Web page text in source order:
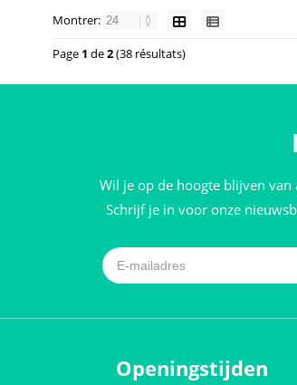
Montrer:
Page 1 de2(38 résultats)
Wil je op de hoogte blijven
Schrijf je in voor onze
Openingstijden